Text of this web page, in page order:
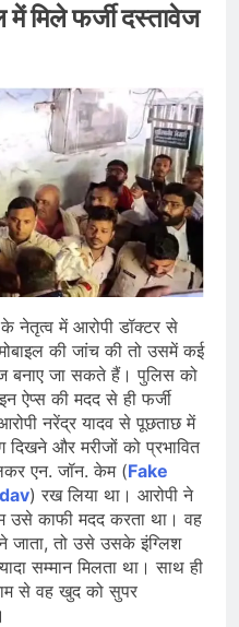
में मिले फर्जी दस्तावेज
के नेतृत्व में आरोपी डॉक्टर से
की जांच की तो उसमें कई
बनाए जा सकते हैं। पुलिस को
ऐप्स की मदद से ही फर्जी
नरेंद्र यादव से पूछताछ में
और मरीजों को प्रभावित
एन. जॉन. केम (Fake
) रख लिया था। आरोपी ने
उसे काफी मदद करता था। वह
जाता, तो उसे उसके इंग्लिश
सम्मान मिलता था। साथ ही
से वह खुद को सुपर